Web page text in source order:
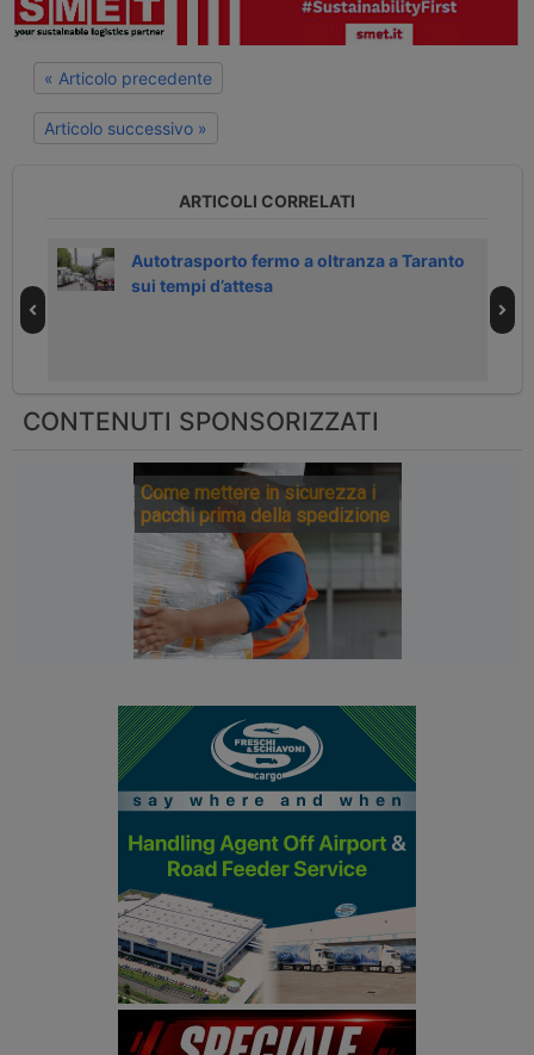
« Articolo precedente
Articolo successivo »
ARTICOLI CORRELATI
Autotrasporto fermo a oltranza a Taranto
sui tempi d’attesa
CONTENUTI SPONSORIZZATI
Come mettere in sicurezza i
pacchi prima della spedizione